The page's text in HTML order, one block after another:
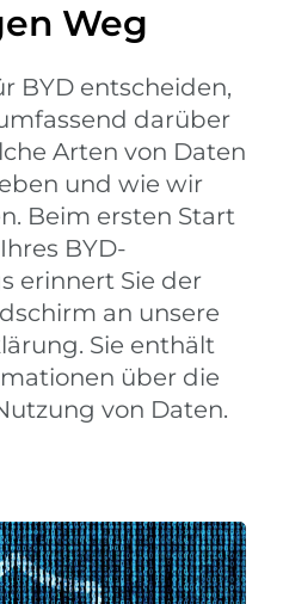
Weg
BYD entscheiden,
darüber
Arten von Daten
und wie wir
Beim ersten Start
BYD-
erinnert Sie der
an unsere
Sie enthält
über die
von Daten.